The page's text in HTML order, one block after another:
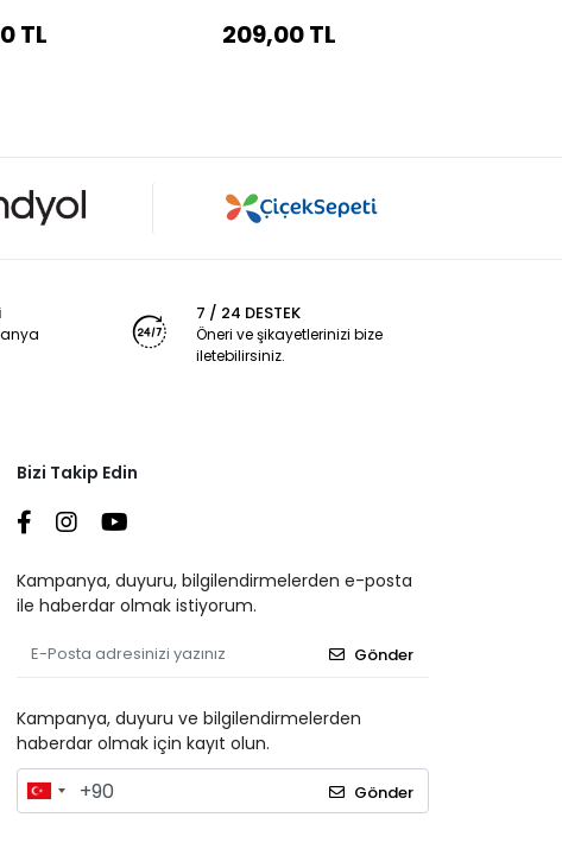
TL 209,00 TL
7 / 24 DESTEK
Öneri ve şikayetlerinizi bize
iletebilirsiniz.
Bizi Takip Edin
Kampanya, duyuru, bilgilendirmelerden e-posta
ile haberdar olmak istiyorum.
Gönder
Kampanya, duyuru ve bilgilendirmelerden
haberdar olmak için kayıt olun.
Gönder